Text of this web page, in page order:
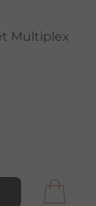
Multiplex